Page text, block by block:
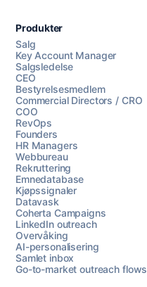
Produkter
Salg
Key Account Manager
Salgsledelse
CEO
Bestyrelsesmedlem
Commercial Directors / CRO
COO
RevOps
Founders
HR Managers
Webbureau
Rekruttering
Emnedatabase
Kjøpssignaler
Datavask
Coherta Campaigns
LinkedIn outreach
Overvåking
AI-personalisering
Samlet inbox
Go-to-market outreach flows